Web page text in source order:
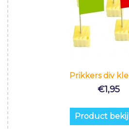
Prikkers div
€1,95
Product